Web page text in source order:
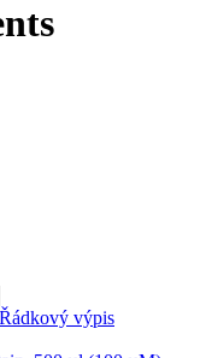
Řádkový výpis